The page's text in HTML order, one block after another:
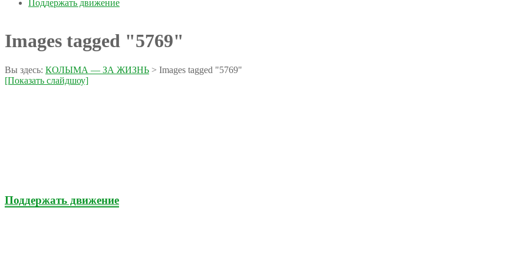
Поддержать движение
Images tagged "5769"
Вы здесь: КОЛЫМА — ЗА ЖИЗНЬ > Images tagged "5769"
[Показать слайдшоу]
Поддержать движение